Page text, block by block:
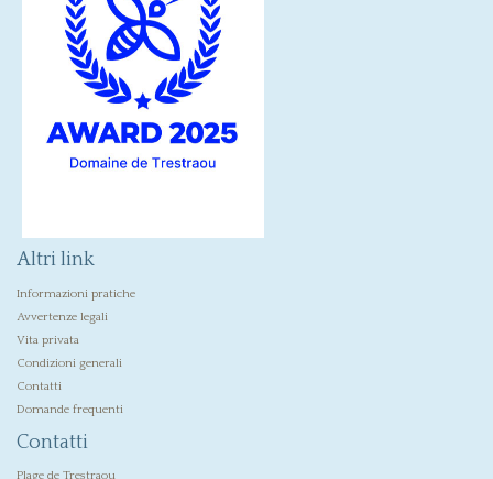
Altri link
Informazioni pratiche
Avvertenze legali
Vita privata
Condizioni generali
Contatti
Domande frequenti
Contatti
Plage de Trestraou